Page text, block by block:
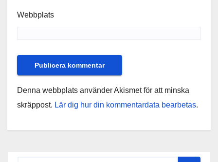
Webbplats
Denna webbplats använder Akismet för att minska
skräppost. Lär dig hur din kommentardata bearbetas.